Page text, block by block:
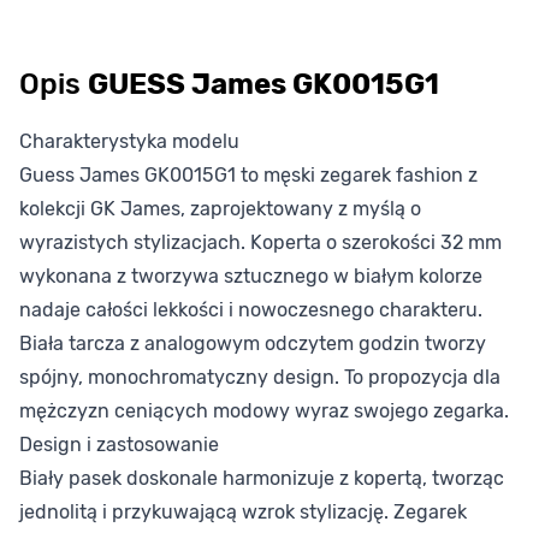
Opis GUESS James GK0015G1
Charakterystyka modelu
Guess James GK0015G1 to męski zegarek fashion z
kolekcji GK James, zaprojektowany z myślą o
wyrazistych stylizacjach. Koperta o szerokości 32 mm
wykonana z tworzywa sztucznego w białym kolorze
nadaje całości lekkości i nowoczesnego charakteru.
Biała tarcza z analogowym odczytem godzin tworzy
spójny, monochromatyczny design. To propozycja dla
mężczyzn ceniących modowy wyraz swojego zegarka.
Design i zastosowanie
Biały pasek doskonale harmonizuje z kopertą, tworząc
jednolitą i przykuwającą wzrok stylizację. Zegarek